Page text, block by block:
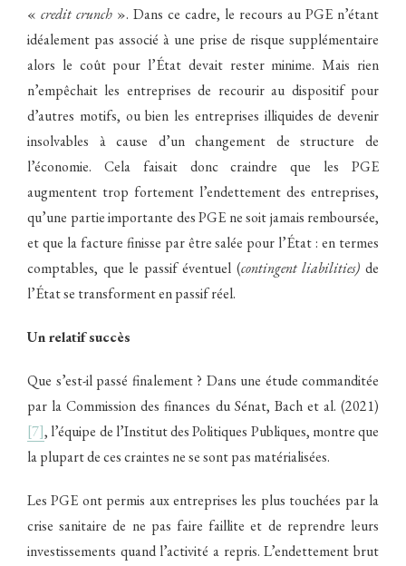
« credit crunch ». Dans ce cadre, le recours au PGE n’étant
idéalement pas associé à une prise de risque supplémentaire
alors le coût pour l’État devait rester minime. Mais rien
n’empêchait les entreprises de recourir au dispositif pour
d’autres motifs, ou bien les entreprises illiquides de devenir
insolvables à cause d’un changement de structure de
l’économie. Cela faisait donc craindre que les PGE
augmentent trop fortement l’endettement des entreprises,
qu’une partie importante des PGE ne soit jamais remboursée,
et que la facture finisse par être salée pour l’État : en termes
comptables, que le passif éventuel (contingent liabilities) de
l’État se transforment en passif réel.
Un relatif succès
Que s’est-il passé finalement ? Dans une étude commanditée
par la Commission des finances du Sénat, Bach et al. (2021)
[7], l’équipe de l’Institut des Politiques Publiques, montre que
la plupart de ces craintes ne se sont pas matérialisées.
Les PGE ont permis aux entreprises les plus touchées par la
crise sanitaire de ne pas faire faillite et de reprendre leurs
investissements quand l’activité a repris. L’endettement brut